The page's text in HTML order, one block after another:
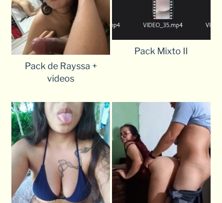
Pack de Rayssa +
videos
Pack Mixto II